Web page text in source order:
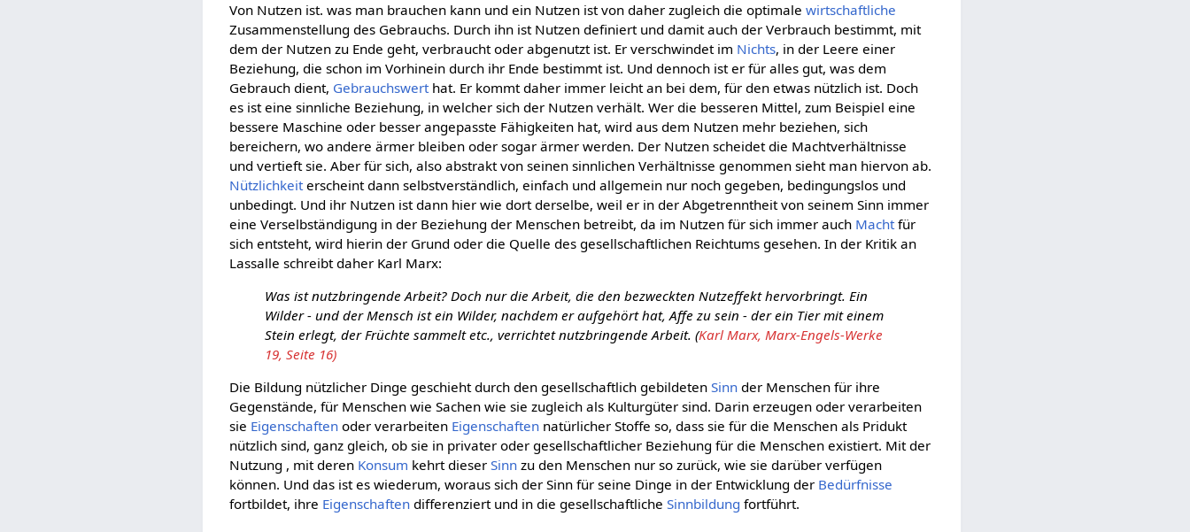
Von Nutzen ist. was man brauchen kann und ein Nutzen ist von daher zugleich die optimalewirtschaftliche
Zusammenstellung des Gebrauchs. Durch ihn ist Nutzen definiert und damit auch der Verbrauch bestimmt, mit
dem der Nutzen zu Ende geht, verbraucht oder abgenutzt ist. Er verschwindet im Nichts, in der Leere einer
Beziehung, die schon im Vorhinein durch ihr Ende bestimmt ist. Und dennoch ist er für alles gut, was dem
Gebrauch dient, Gebrauchswerthat. Er kommt daher immer leicht an bei dem, für den etwas nützlich ist. Doch
es ist eine sinnliche Beziehung, in welcher sich der Nutzen verhält. Wer die besseren Mittel, zum Beispiel eine
bessere Maschine oder besser angepasste Fähigkeiten hat, wird aus dem Nutzen mehr beziehen, sich
bereichern, wo andere ärmer bleiben oder sogar ärmer werden. Der Nutzen scheidet die Machtverhältnisse
und vertieft sie. Aber für sich, also abstrakt von seinen sinnlichen Verhältnisse genommen sieht man hiervon ab.
Nützlichkeiterscheint dann selbstverständlich, einfach und allgemein nur noch gegeben, bedingungslos und
unbedingt. Und ihr Nutzen ist dann hier wie dort derselbe, weil er in der Abgetrenntheit von seinem Sinn immer
eine Verselbständigung in der Beziehung der Menschen betreibt, da im Nutzen für sich immer auch Machtfür
sich entsteht, wird hierin der Grund oder die Quelle des gesellschaftlichen Reichtums gesehen. In der Kritik an
Lassalle schreibt daher Karl Marx:
Was ist nutzbringende Arbeit? Doch nur die Arbeit, die den bezweckten Nutzeffekt hervorbringt. Ein
Wilder - und der Mensch ist ein Wilder, nachdem er aufgehört hat, Affe zu sein - der ein Tier mit einem
Stein erlegt, der Früchte sammelt etc., verrichtet nutzbringende Arbeit. (Karl Marx, Marx-Engels-Werke
19, Seite 16)
Die Bildung nützlicher Dinge geschieht durch den gesellschaftlich gebildetenSinn der Menschen für ihre
Gegenstände, für Menschen wie Sachen wie sie zugleich als Kulturgüter sind. Darin erzeugen oder verarbeiten
sie Eigenschaften oder verarbeiten Eigenschaften natürlicher Stoffe so, dass sie für die Menschen als Pridukt
nützlich sind, ganz gleich, ob sie in privater oder gesellschaftlicher Beziehung für die Menschen existiert. Mit der
Nutzung , mit deren Konsum kehrt dieserSinn zu den Menschen nur so zurück, wie sie darüber verfügen
können. Und das ist es wiederum, woraus sich der Sinn für seine Dinge in der Entwicklung der Bedürfnisse
fortbildet, ihre Eigenschaften differenziert und in die gesellschaftlicheSinnbildung fortführt.